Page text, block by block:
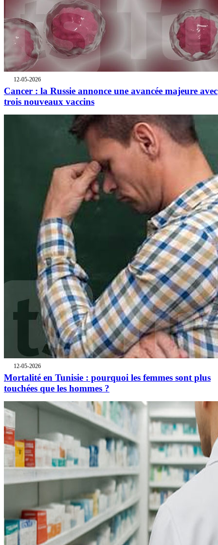
12-05-2026
Cancer : la Russie annonce une avancée majeure avec
trois nouveaux vaccins
12-05-2026
Mortalité en Tunisie : pourquoi les femmes sont plus
touchées que les hommes ?